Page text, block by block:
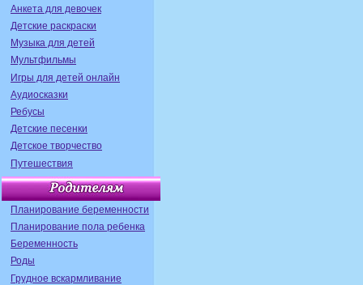
Анкета для девочек
Детские раскраски
Музыка для детей
Мультфильмы
Игры для детей онлайн
Аудиосказки
Ребусы
Детские песенки
Детское творчество
Путешествия
Планирование беременности
Планирование пола ребенка
Беременность
Роды
Грудное вскармливание